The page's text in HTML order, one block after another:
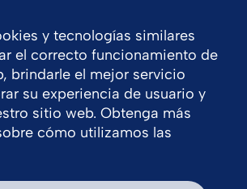
y tecnologías similares
el correcto funcionamiento de
brindarle el mejor servicio
su experiencia de usuario y
sitio web. Obtenga más
cómo utilizamos las